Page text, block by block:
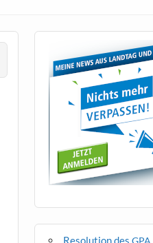
Resolution desGPA